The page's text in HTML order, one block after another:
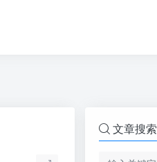
文章搜索